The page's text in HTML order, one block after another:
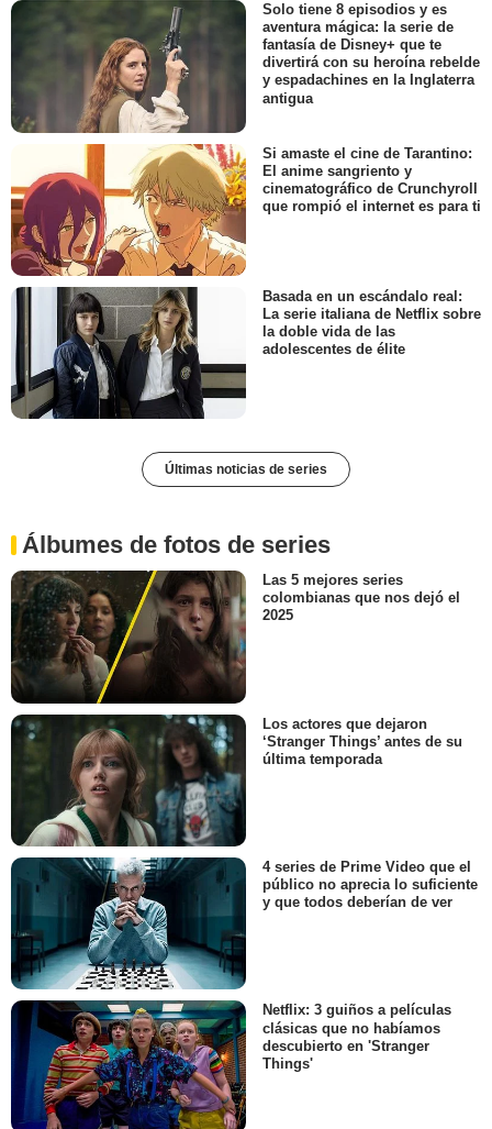
Solo tiene 8 episodios y es
aventura mágica: la serie de
fantasía de Disney+ que te
divertirá con su heroína rebelde
y espadachines en la Inglaterra
antigua
Si amaste el cine de Tarantino:
El anime sangriento y
cinematográfico de Crunchyroll
que rompió el internet es para ti
Basada en un escándalo real:
La serie italiana de Netflix sobre
la doble vida de las
adolescentes de élite
Últimas noticias de series
Álbumes de fotos de series
Las 5 mejores series
colombianas que nos dejó el
2025
Los actores que dejaron
‘Stranger Things’ antes de su
última temporada
4 series de Prime Video que el
público no aprecia lo suficiente
y que todos deberían de ver
Netflix: 3 guiños a películas
clásicas que no habíamos
descubierto en 'Stranger
Things'